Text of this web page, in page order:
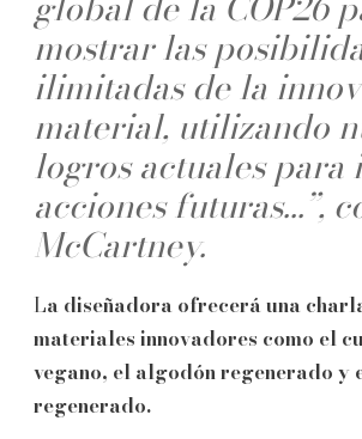
mostrar las
ilimitadas de la
material, utilizando
logros actuales para
acciones futuras...”,
McCartney.
La diseñadora ofrecerá una
materiales innovadores como el
vegano, el algodón regenerado y
regenerado.